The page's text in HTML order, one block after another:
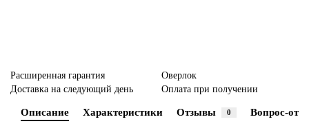
Расширенная гарантия
Оверлок
Доставка на следующий день
Оплата при получении
Описание Характеристики Отзывы 0 Вопрос-